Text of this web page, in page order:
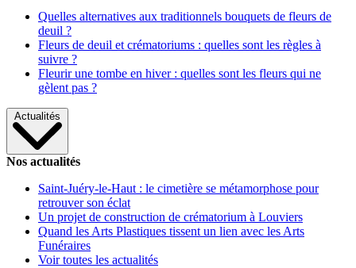
Quelles alternatives aux traditionnels bouquets de fleurs de
deuil ?
Fleurs de deuil et crématoriums : quelles sont les règles à
suivre ?
Fleurir une tombe en hiver : quelles sont les fleurs qui ne
gèlent pas ?
Actualités
Nos actualités
Saint-Juéry-le-Haut : le cimetière se métamorphose pour
retrouver son éclat
Un projet de construction de crématorium à Louviers
Quand les Arts Plastiques tissent un lien avec les Arts
Funéraires
Voir toutes les actualités